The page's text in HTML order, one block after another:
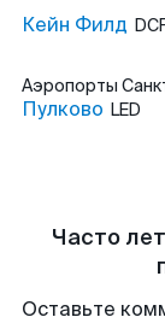
Кейн Филд
Аэропорты
Пулково LED
Часто
Оставьте